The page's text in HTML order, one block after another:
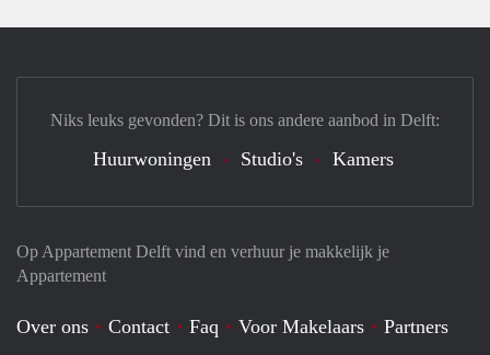
Op Appartement Delft vind en verhuur je makkelijk je
Appartement
Over ons Contact Faq Voor Makelaars Partners
Niks leuks gevonden? Dit is ons andere aanbod in Delft:
Huurwoningen Studio's Kamers